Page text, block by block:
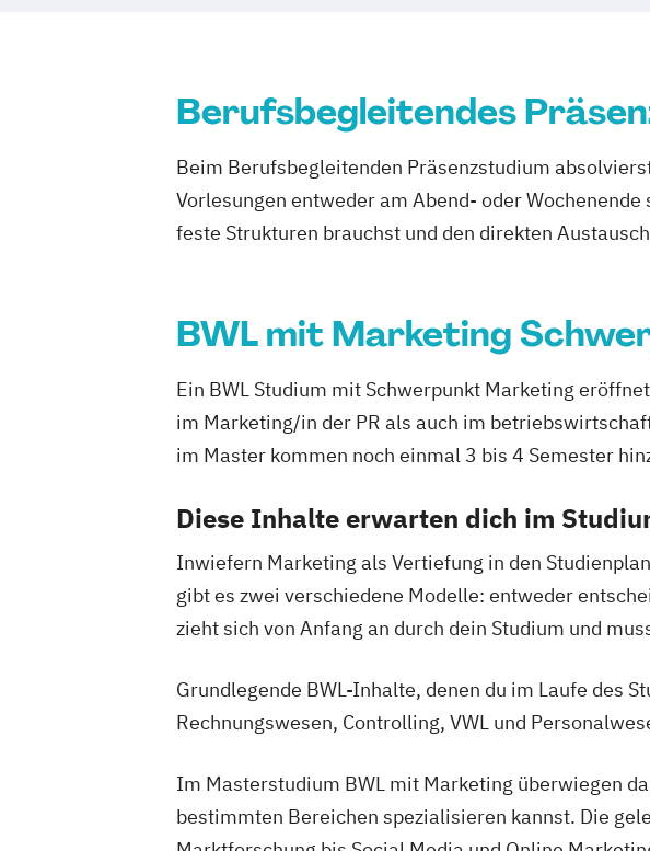
Berufsbegleitendes
Beim Berufsbegleitenden Präsenzstudium
Vorlesungen entweder am Abend- oder
feste Strukturen brauchst und den direkten
BWL mit Marketing
Ein BWL Studium mit Schwerpunkt Marketing
im Marketing/in der PR als auch im
im Master kommen noch einmal 3 bis 4 Semester
Diese Inhalte erwarten dich im
Inwiefern Marketing als Vertiefung in den
gibt es zwei verschiedene Modelle: entweder
zieht sich von Anfang an durch dein Studium und
Grundlegende BWL-Inhalte, denen du im Laufe des
Rechnungswesen, Controlling, VWL und
Im Masterstudium BWL mit Marketing überwiegen
bestimmten Bereichen spezialisieren kannst. Die